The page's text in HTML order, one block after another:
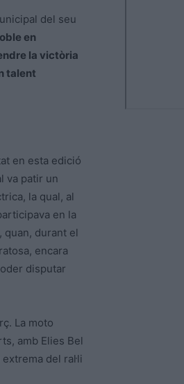
del seu
en
la victòria
talent
en esta edició
va patir un
la qual, al
en la
quan, durant el
encara
disputar
La moto
amb Elies Bel
del ral·li